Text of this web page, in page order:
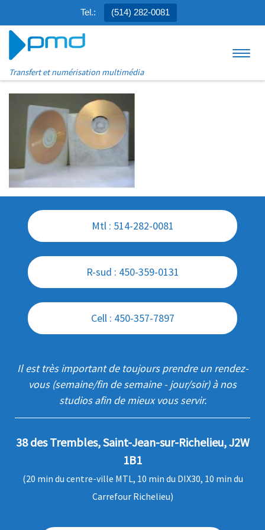
Tel.: (514) 282-0081
Transfert et numérisation multimédia
Mtl : 514-282-0081
R-sud : 450-359-0131
Cell : 450-357-7897
Il est très important de toujours prendre un rendez-
vous (semaine/fin de semaine - jour/soir) à nos
studios afin de mieux vous servir.
38 des Trembles, Saint-Jean-sur-Richelieu, J2W
1B1
(20 min du centre-ville MTL, 10 min du DIX30, 10 min du
Carrefour Richelieu)